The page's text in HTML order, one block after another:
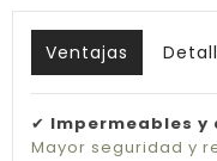
Ventajas
✔ Impermeables
Mayor seguridad y